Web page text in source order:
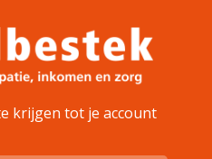
krijgen tot je account